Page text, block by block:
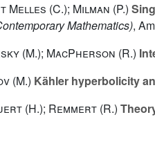
Melles (C.); Milman (P.)
Mathematics),
(M.); MacPherson (R.)
(M.) Kähler hyperbolicity
(H.); Remmert (R.)